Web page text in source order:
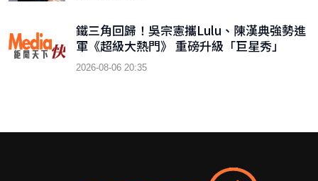
鐵三角回歸！吳宗憲攜Lulu、陳漢典強勢進
軍《超級大熱門》 重磅升級「巨星秀」
2026-08-06 20:35